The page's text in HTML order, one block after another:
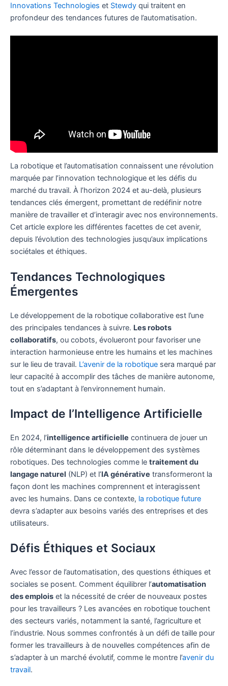
Innovations Technologies et Stewdy qui traitent en
profondeur des tendances futures de l’automatisation.
La robotique et l’automatisation connaissent une révolution
marquée par l’innovation technologique et les défis du
marché du travail. À l’horizon 2024 et au-delà, plusieurs
tendances clés émergent, promettant de redéfinir notre
manière de travailler et d’interagir avec nos environnements.
Cet article explore les différentes facettes de cet avenir,
depuis l’évolution des technologies jusqu’aux implications
sociétales et éthiques.
Tendances Technologiques
Émergentes
Le développement de la robotique collaborative est l’une
des principales tendances à suivre. Les robots
collaboratifs, ou cobots, évolueront pour favoriser une
interaction harmonieuse entre les humains et les machines
sur le lieu de travail. L’avenir de la robotique sera marqué par
leur capacité à accomplir des tâches de manière autonome,
tout en s’adaptant à l’environnement humain.
Impact de l’Intelligence Artificielle
En 2024, l’intelligence artificielle continuera de jouer un
rôle déterminant dans le développement des systèmes
robotiques. Des technologies comme le traitement du
langage naturel (NLP) et l’IA générative transformeront la
façon dont les machines comprennent et interagissent
avec les humains. Dans ce contexte, la robotique future
devra s’adapter aux besoins variés des entreprises et des
utilisateurs.
Défis Éthiques et Sociaux
Avec l’essor de l’automatisation, des questions éthiques et
sociales se posent. Comment équilibrer l’automatisation
des emplois et la nécessité de créer de nouveaux postes
pour les travailleurs ? Les avancées en robotique touchent
des secteurs variés, notamment la santé, l’agriculture et
l’industrie. Nous sommes confrontés à un défi de taille pour
former les travailleurs à de nouvelles compétences afin de
s’adapter à un marché évolutif, comme le montre l’avenir du
travail.